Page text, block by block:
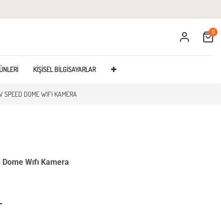
KIŞISEL BILGISAYARLAR
Cart
0
DOME WIFI KAMERA
Wıfı Kamera